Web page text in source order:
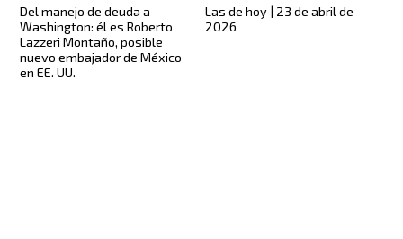
Del manejo de deuda a
Washington: él es Roberto
Lazzeri Montaño, posible
nuevo embajador de México
en EE. UU.
Las de hoy | 23 de abril de
2026